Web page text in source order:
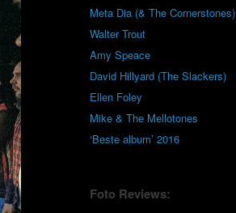
Meta Dia (& The Cornerstones)
Walter Trout
Amy Speace
David Hillyard (The Slackers)
Ellen Foley
Mike & The Mellotones
‘Beste album’ 2016
Foto Reviews: